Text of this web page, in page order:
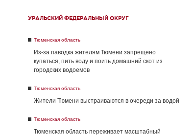
УРАЛЬСКИЙ ФЕДЕРАЛЬНЫЙ ОКРУГ
Тюменская область
Из-за паводка жителям Тюмени запрещено
купаться, пить воду и поить домашний скот из
городских водоемов
Тюменская область
Жители Тюмени выстраиваются в очереди за водой
Тюменская область
Тюменская область переживает масштабный